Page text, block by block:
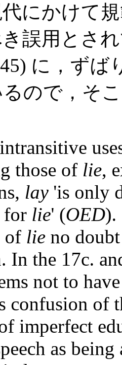
にかけて
誤用とさ
に，ずば
ので，そ
those of lie,
lay'is only
for lie' (OED).
of lie no
In the 17c.
not to
confusion of
imperfect
as